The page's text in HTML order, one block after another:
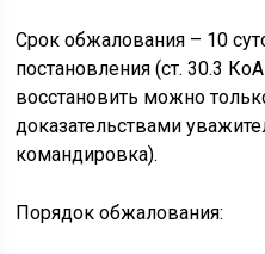
Срок обжалования – 10
постановления (ст. 30.3
восстановить можно
доказательствами
командировка).
Порядок обжалования: